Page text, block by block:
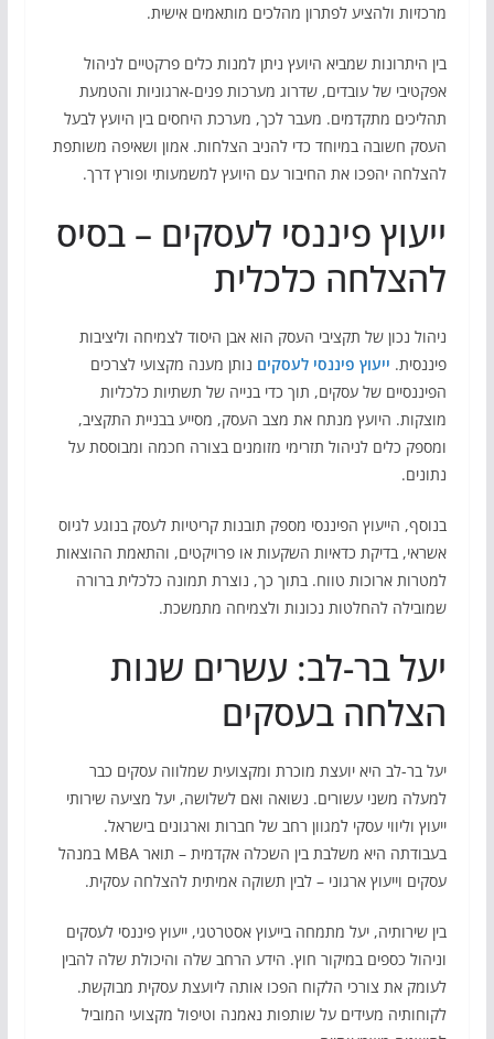
מרכזיות ולהציע לפתרון מהלכים מותאמים אישית.
בין היתרונות שמביא היועץ ניתן למנות כלים פרקטיים לניהול
אפקטיבי של עובדים, שדרוג מערכות פנים-ארגוניות והטמעת
תהליכים מתקדמים. מעבר לכך, מערכת היחסים בין היועץ לבעל
העסק חשובה במיוחד כדי להניב הצלחות. אמון ושאיפה משותפת
להצלחה יהפכו את החיבור עם היועץ למשמעותי ופורץ דרך.
ייעוץ פיננסי לעסקים – בסיס
להצלחה כלכלית
ניהול נכון של תקציבי העסק הוא אבן היסוד לצמיחה וליציבות
פיננסית. ייעוץ פיננסי לעסקים נותן מענה מקצועי לצרכים
הפיננסיים של עסקים, תוך כדי בנייה של תשתיות כלכליות
מוצקות. היועץ מנתח את מצב העסק, מסייע בבניית התקציב,
ומספק כלים לניהול תזרימי מזומנים בצורה חכמה ומבוססת על
נתונים.
בנוסף, הייעוץ הפיננסי מספק תובנות קריטיות לעסק בנוגע לגיוס
אשראי, בדיקת כדאיות השקעות או פרויקטים, והתאמת ההוצאות
למטרות ארוכות טווח. בתוך כך, נוצרת תמונה כלכלית ברורה
שמובילה להחלטות נכונות ולצמיחה מתמשכת.
יעל בר-לב: עשרים שנות
הצלחה בעסקים
יעל בר-לב היא יועצת מוכרת ומקצועית שמלווה עסקים כבר
למעלה משני עשורים. נשואה ואם לשלושה, יעל מציעה שירותי
ייעוץ וליווי עסקי למגוון רחב של חברות וארגונים בישראל.
בעבודתה היא משלבת בין השכלה אקדמית – תואר MBA במנהל
עסקים וייעוץ ארגוני – לבין תשוקה אמיתית להצלחה עסקית.
בין שירותיה, יעל מתמחה בייעוץ אסטרטגי, ייעוץ פיננסי לעסקים
וניהול כספים במיקור חוץ. הידע הרחב שלה והיכולת שלה להבין
לעומק את צורכי הלקוח הפכו אותה ליועצת עסקית מבוקשת.
לקוחותיה מעידים על שותפות נאמנה וטיפול מקצועי המוביל